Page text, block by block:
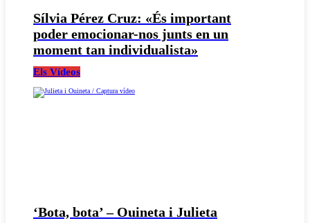
Sílvia Pérez Cruz: «És important
poder emocionar-nos junts en un
moment tan individualista»
Els Vídeos
‘Bota, bota’ – Ouineta i Julieta